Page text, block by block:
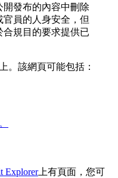
發布的內容中刪除
員的人身安全，但
規目的要求提供已
。該網頁可能包括：
Explorer上有頁面，您可